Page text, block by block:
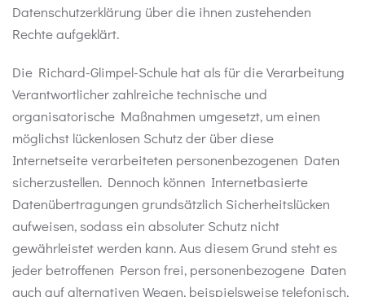
Datenschutzerklärung über die ihnen zustehenden
Rechte aufgeklärt.
Die Richard-Glimpel-Schule hat als für die Verarbeitung
Verantwortlicher zahlreiche technische und
organisatorische Maßnahmen umgesetzt, um einen
möglichst lückenlosen Schutz der über diese
Internetseite verarbeiteten personenbezogenen Daten
sicherzustellen. Dennoch können Internetbasierte
Datenübertragungen grundsätzlich Sicherheitslücken
aufweisen, sodass ein absoluter Schutz nicht
gewährleistet werden kann. Aus diesem Grund steht es
jeder betroffenen Person frei, personenbezogene Daten
auch auf alternativen Wegen, beispielsweise telefonisch,